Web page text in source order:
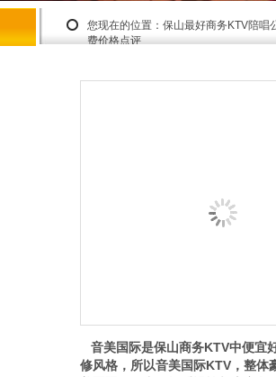
您现在的位置： 保山最好商务KTV陪唱
费价格点评
音美国际是保山商务KTV中便宜
修风格，所以音美国际KTV，整体